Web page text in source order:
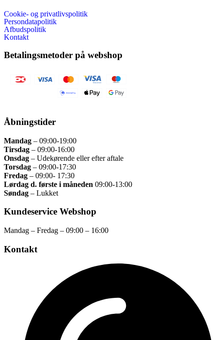
Cookie- og privatlivspolitik
Persondatapolitik
Afbudspolitik
Kontakt
Betalingsmetoder på webshop
Åbningstider
Mandag – 09:00-19:00
Tirsdag – 09:00-16:00
Onsdag – Udekørende eller efter aftale
Torsdag – 09:00-17:30
Fredag – 09:00- 17:30
Lørdag d. første i måneden 09:00-13:00
Søndag – Lukket
Kundeservice Webshop
Mandag – Fredag – 09:00 – 16:00
Kontakt